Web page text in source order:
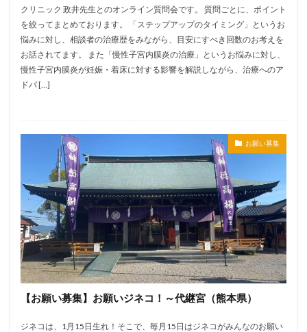
クリニック 政井先生とのオンライン質問会です。 質問ごとに、ポイント
を絞ってまとめております。 「ステップアップのタイミング」というお
悩みに対し、相談者の治療歴をみながら、目安にすべき回数のお考えを
お話されてます。 また「慢性子宮内膜炎の治療」というお悩みに対し、
慢性子宮内膜炎が妊娠・着床に対する影響を解説しながら、治療へのア
ドバ […]
お願い募集
【お願い募集】お願いジネコ！～代継宮（熊本県）
ジネコは、1月15日生れ！そこで、毎月15日はジネコがみんなのお願い